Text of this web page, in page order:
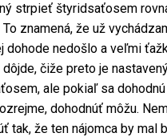
strpieť štyridsaťosem
znamená, že už
dohode nedošlo a veľmi
čiže preto je
ale pokiaľ sa dohodnú
dohodnúť môžu.
tak, že ten nájomca by mal